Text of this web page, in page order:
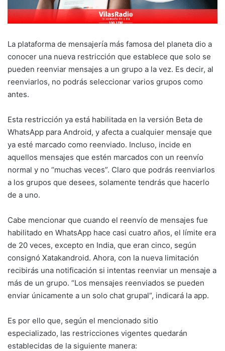
La plataforma de mensajería más famosa del planeta dio a
conocer una nueva restricción que establece que solo se
pueden reenviar mensajes a un grupo a la vez. Es decir, al
reenviarlos, no podrás seleccionar varios grupos como
antes.
Esta restricción ya está habilitada en la versión Beta de
WhatsApp para Android, y afecta a cualquier mensaje que
ya esté marcado como reenviado. Incluso, incide en
aquellos mensajes que estén marcados con un reenvío
normal y no “muchas veces”. Claro que podrás reenviarlos
a los grupos que desees, solamente tendrás que hacerlo
de a uno.
Cabe mencionar que cuando el reenvío de mensajes fue
habilitado en WhatsApp hace casi cuatro años, el límite era
de 20 veces, excepto en India, que eran cinco, según
consignó Xatakandroid. Ahora, con la nueva limitación
recibirás una notificación si intentas reenviar un mensaje a
más de un grupo. “Los mensajes reenviados se pueden
enviar únicamente a un solo chat grupal“, indicará la app.
Es por ello que, según el mencionado sitio
especializado, las restricciones vigentes quedarán
establecidas de la siguiente manera: